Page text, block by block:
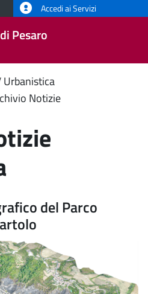
Accedi ai Servizi
Pesaro
Urbanistica
Notizie
del Parco